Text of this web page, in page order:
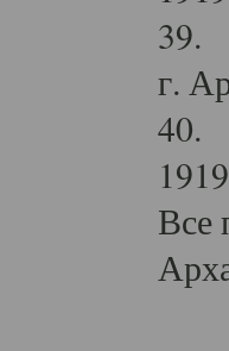
39.
г.
40.
Все